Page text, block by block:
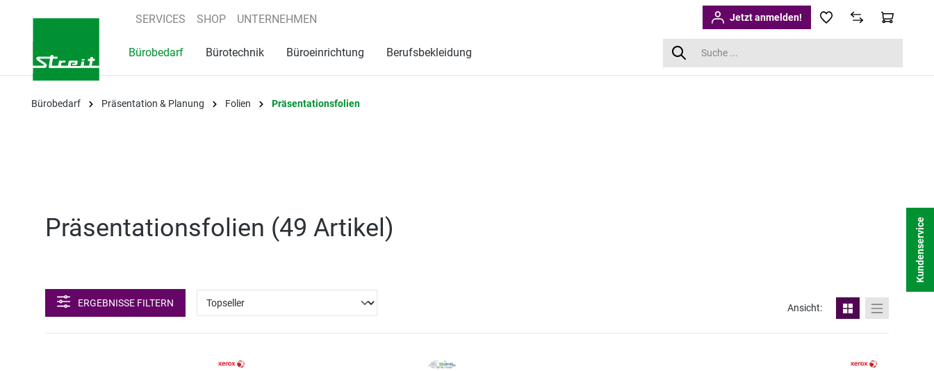
Zur Hauptnavigation springen
SERVICES SHOP UNTERNEHMEN Jetzt anmelden!
Bürobedarf Bürotechnik Büroeinrichtung Berufsbekleidung
Bürobedarf Präsentation & Planung Folien Präsentationsfolien
Präsentationsfolien (49 Artikel )
ERGEBNISSE FILTERN Ansicht:
Kundenservice